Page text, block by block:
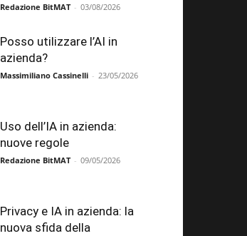
Redazione BitMAT - 03/08/2026
Posso utilizzare l’AI in
azienda?
Massimiliano Cassinelli - 23/05/2026
Uso dell’IA in azienda:
nuove regole
Redazione BitMAT - 09/05/2026
Privacy e IA in azienda: la
nuova sfida della